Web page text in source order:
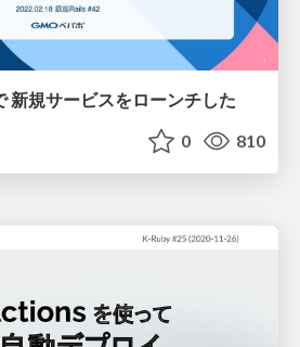
新規サービスをローンチした
0 810